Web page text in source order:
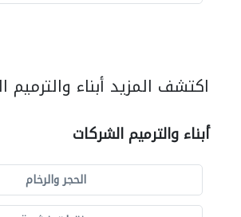
اكتشف المزيد أبناء والترميم
أبناء والترميم الشركات
الحجر والرخام